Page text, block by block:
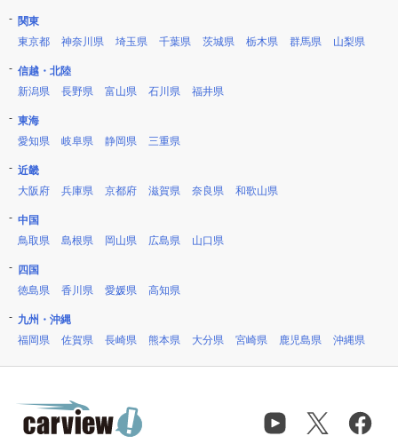
関東
東京都
神奈川県 埼玉県 千葉県 茨城県 栃木県 群馬県 山梨県
信越・北陸
新潟県
長野県 富山県 石川県 福井県
東海
愛知県
岐阜県 静岡県 三重県
近畿
大阪府
兵庫県 京都府 滋賀県 奈良県 和歌山県
中国
鳥取県
島根県 岡山県 広島県 山口県
四国
徳島県
香川県 愛媛県 高知県
九州・沖縄
福岡県
佐賀県 長崎県 熊本県 大分県 宮崎県 鹿児島県 沖縄県